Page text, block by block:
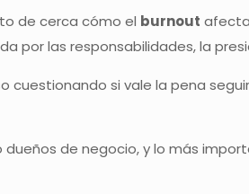
de cerca cómo el burnout
por las responsabilidades, la
si vale la pena
de negocio, y lo más